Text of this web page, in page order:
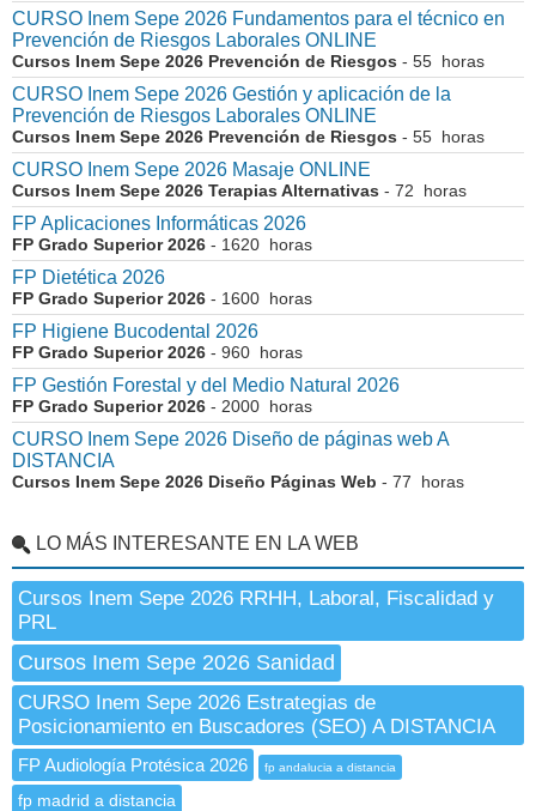
CURSO Inem Sepe 2026 Fundamentos para el técnico en
Prevención de Riesgos Laborales ONLINE
Cursos Inem Sepe 2026 Prevención de Riesgos - 55 horas
CURSO Inem Sepe 2026 Gestión y aplicación de la
Prevención de Riesgos Laborales ONLINE
Cursos Inem Sepe 2026 Prevención de Riesgos - 55 horas
CURSO Inem Sepe 2026 Masaje ONLINE
Cursos Inem Sepe 2026 Terapias Alternativas - 72 horas
FP Aplicaciones Informáticas 2026
FP Grado Superior 2026 - 1620 horas
FP Dietética 2026
FP Grado Superior 2026 - 1600 horas
FP Higiene Bucodental 2026
FP Grado Superior 2026 - 960 horas
FP Gestión Forestal y del Medio Natural 2026
FP Grado Superior 2026 - 2000 horas
CURSO Inem Sepe 2026 Diseño de páginas web A
DISTANCIA
Cursos Inem Sepe 2026 Diseño Páginas Web - 77 horas
LO MÁS INTERESANTE EN LA WEB
Cursos Inem Sepe 2026 RRHH, Laboral, Fiscalidad y
PRL
Cursos Inem Sepe 2026 Sanidad
CURSO Inem Sepe 2026 Estrategias de
Posicionamiento en Buscadores (SEO) A DISTANCIA
FP Audiología Protésica 2026 fp andalucia a distancia
fp madrid a distancia